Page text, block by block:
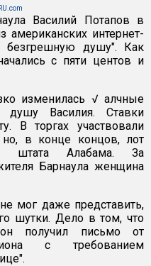
Василий Потапов в
американских интернет-
душу". Как
с пяти центов и
изменилась √ алчные
душу Василия. Ставки
В торгах участвовали
в конце концов, лот
штата Алабама. За
Барнаула женщина
мог даже представить,
шутки. Дело в том, что
получил письмо от
с требованием